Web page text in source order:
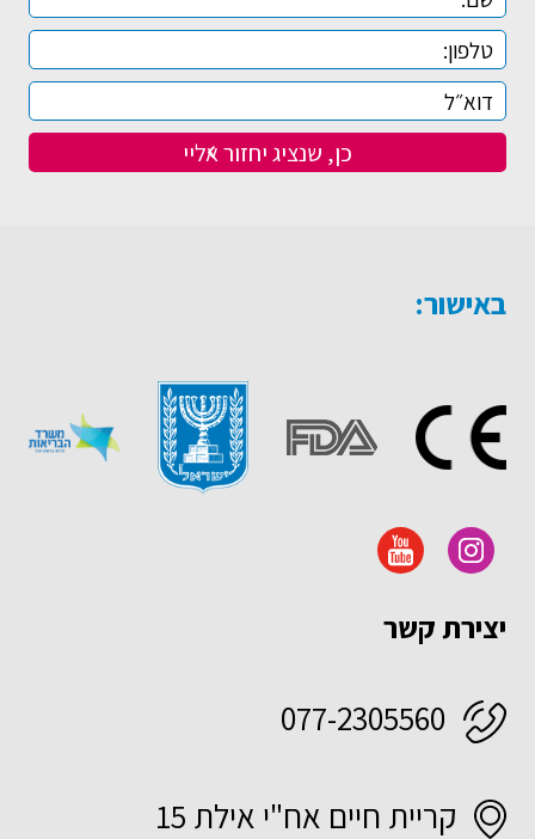
באישור:
יצירת קשר
077-2305560
קריית חיים אח"י אילת 15